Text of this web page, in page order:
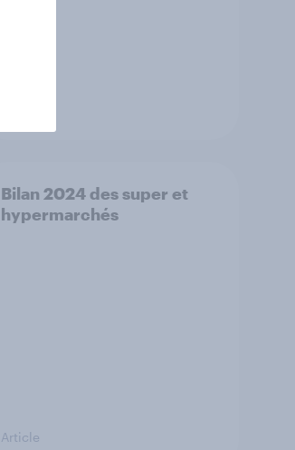
Bilan 2024 des super et
hypermarchés
Article